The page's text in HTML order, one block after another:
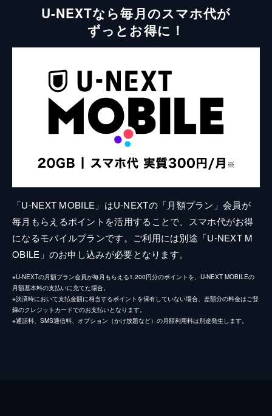
U-NEXTなら毎月のスマホ代が
ずっとお得に！
「U-NEXT MOBILE」はU-NEXTの「月額プラン」会員が
毎月もらえるポイントを活用することで、スマホ代がお得
になるモバイルプランです。ご利用には別途「U-NEXT M
OBILE」のお申し込みが必要となります。
※U-NEXTの月額プラン会員が毎月もらえる1,200円分のポイントを、U-NEXT MOBILEの
月額基本料の支払いに充てた場合。
※決済時において支払金額に相当するポイントを保有していない場合、差額分の料金はご登
録のクレジットカードでのお支払いとなります。
※通話料、SMS通信料、オプション（かけ放題など）の月額利用料は別途発生します。